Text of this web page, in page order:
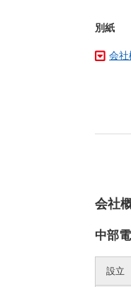
別紙
会
会社
中部
設立